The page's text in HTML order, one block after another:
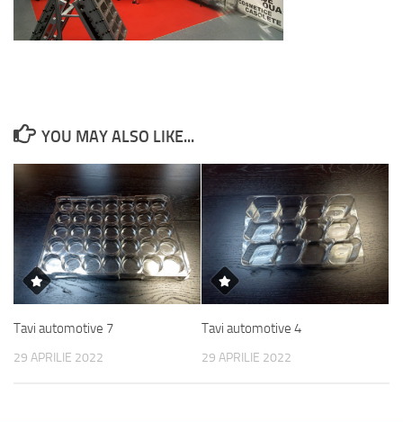
YOU MAY ALSO LIKE...
Tavi automotive 7
29 APRILIE 2022
Tavi automotive 4
29 APRILIE 2022